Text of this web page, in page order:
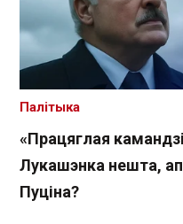
«Працяглая
Лукашэнка нешта,
Пуціна?
Палітыка